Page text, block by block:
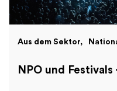
Aus dem Sektor
NPO und